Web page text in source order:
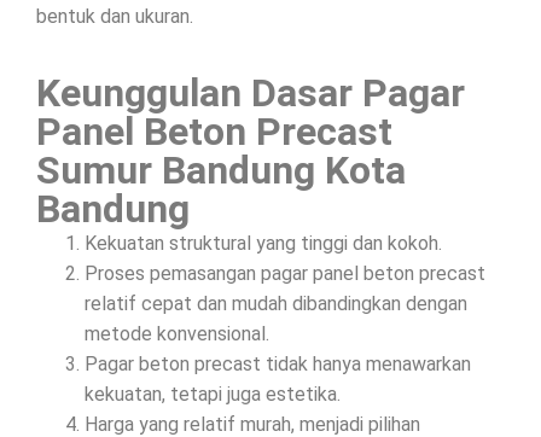
bentuk dan ukuran.
Keunggulan Dasar Pagar
Panel Beton Precast
Sumur Bandung Kota
Bandung
Kekuatan struktural yang tinggi dan kokoh.
Proses pemasangan pagar panel beton precast
relatif cepat dan mudah dibandingkan dengan
metode konvensional.
Pagar beton precast tidak hanya menawarkan
kekuatan, tetapi juga estetika.
Harga yang relatif murah, menjadi pilihan